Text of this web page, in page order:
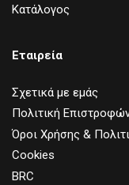
Κατάλογος
Εταιρεία
Σχετικά με εμάς
Πολιτική
Όροι Χρήσης &
Cookies
BRC